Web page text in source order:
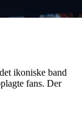
ikoniske band
fans. Der